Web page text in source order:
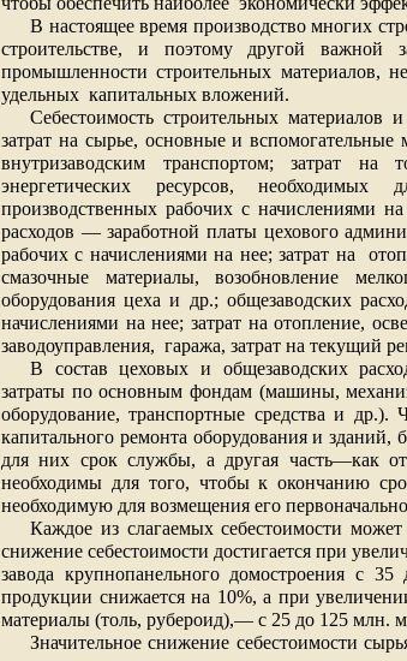
В настоящее время производство многих
строительстве, и поэтому другой важной
промышленности строительных материалов,
удельных капитальных вложений.
Себестоимость строительных материалов
затрат на сырье, основные и вспомогательные
внутризаводским транспортом; затрат
энергетических ресурсов, необходимых
производственных рабочих с начислениями
расходов — заработной платы цехового
рабочих с начислениями на нее; затрат на
смазочные материалы, возобновление
оборудования цеха и др.; общезаводских
начислениями на нее; затрат на отопление,
заводоуправления, гаража, затрат на текущий
В состав цеховых и общезаводских
затраты по основным фондам (машины,
оборудование, транспортные средства и др.).
капитального ремонта оборудования и зданий,
для них срок службы, а другая часть—как
необходимы для того, чтобы к окончанию
необходимую для возмещения его
Каждое из слагаемых себестоимости
снижение себестоимости достигается при
завода крупнопанельного домостроения с
продукции снижается на 10%, а при
материалы (толь, рубероид),— с 25 до 125 млн.
Значительное снижение себестоимости